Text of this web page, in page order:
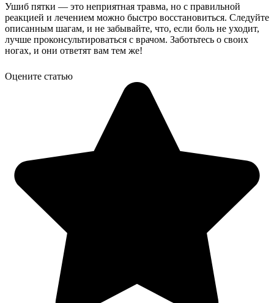
Ушиб пятки — это неприятная травма, но с правильной
реакцией и лечением можно быстро восстановиться. Следуйте
описанным шагам, и не забывайте, что, если боль не уходит,
лучше проконсультироваться с врачом. Заботьтесь о своих
ногах, и они ответят вам тем же!
Оцените статью